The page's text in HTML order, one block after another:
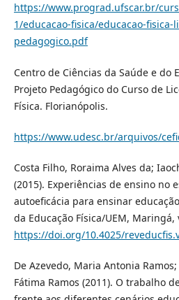
https://www.prograd.ufscar.br/
1/educacao-fisica/educacao-
pedagogico.pdf
Centro de Ciências da Saúde e do
Projeto Pedagógico do Curso de
Física. Florianópolis.
https://www.udesc.br/arquivos/
Costa Filho, Roraima Alves da;
(2015). Experiências de ensino no
autoeficácia para ensinar
da Educação Física/UEM, Maringá,
https://doi.org/10.4025/
De Azevedo, Maria Antonia
Fátima Ramos (2011). O trabalho